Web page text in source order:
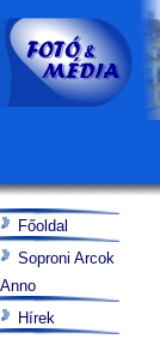
Főoldal
Soproni Arcok
Anno
Hírek